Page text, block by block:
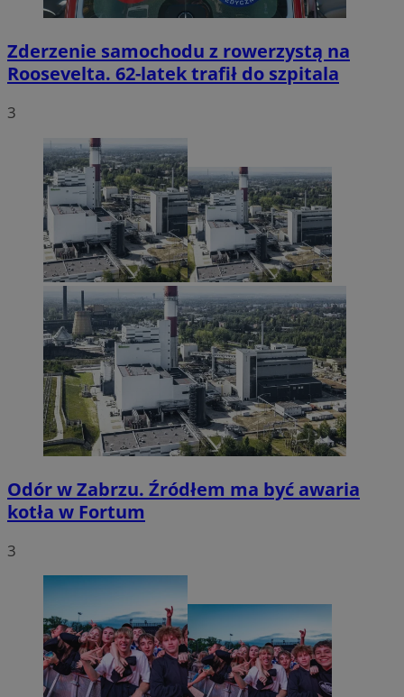
Zderzenie samochodu z rowerzystą na
Roosevelta. 62-latek trafił do szpitala
3
Odór w Zabrzu. Źródłem ma być awaria
kotła w Fortum
3